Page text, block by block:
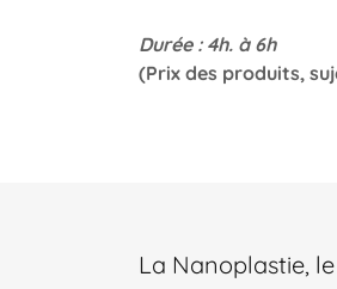
Durée : 4h. à 6h
(Prix des produits,
La Nanoplastie,